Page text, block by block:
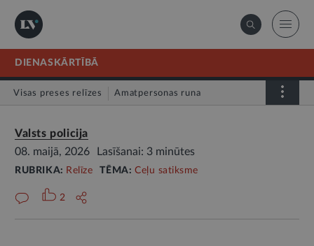
DIENASKĀRTĪBĀ
Visas preses relīzes Amatpersonas runa
Valsts policija
08. maijā, 2026
Lasīšanai: 3 minūtes
RUBRIKA: Relīze TĒMA:Ceļu satiksme
2